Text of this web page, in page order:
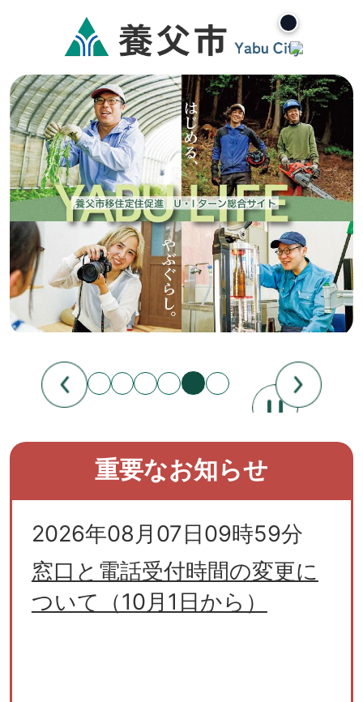
重要なお知らせ
2026年08月07日09時59分
窓口と電話受付時間の変更に
ついて（10月1日から）